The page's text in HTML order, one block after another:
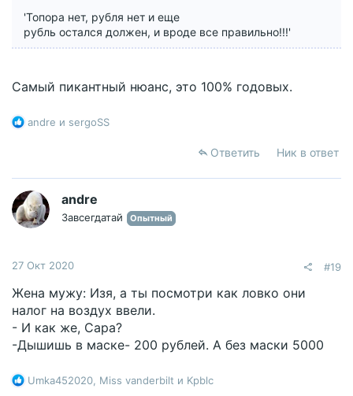
'Топора нет, рубля нет и еще
рубль остался должен, и вроде все правильно!!!'
Самый пикантный нюанс, это 100% годовых.
Р
ц
и
и
:
andre и sergoSS
Ответить Ник в ответ
andre
Завсегдатай Опытный
27 Окт 2020 #19
Жена мужу: Изя, а ты посмотри как ловко они
налог на воздух ввели.
- И как же, Сара?
-Дышишь в маске- 200 рублей. А без маски 5000
РUmka452020 Miss vanderbilt и Kpblc